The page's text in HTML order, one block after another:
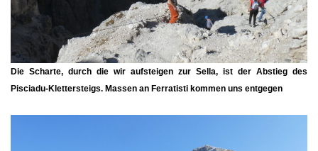
Die Scharte, durch die wir aufsteigen zur Sella, ist der Abstieg des
Pisciadu-Klettersteigs. Massen an Ferratisti kommen uns entgegen